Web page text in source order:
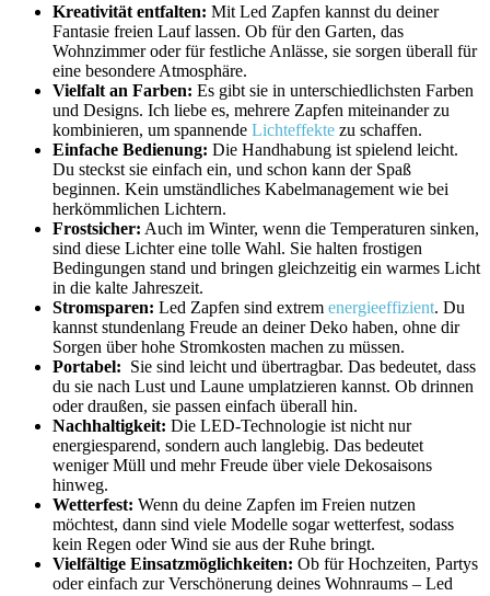
Kreativität ⁣entfalten: Mit Led Zapfen kannst du deiner
‍Fantasie freien Lauf lassen. Ob ​für den⁣ Garten,​ das
Wohnzimmer⁢ oder für festliche Anlässe, sie ⁣sorgen‍ überall‌ für
eine besondere Atmosphäre.
Vielfalt an ⁢Farben: Es gibt ​sie in‌ unterschiedlichsten Farben
und Designs. Ich liebe es, ​mehrere ‍Zapfen miteinander‍ zu⁤
kombinieren, um spannende ⁤ Lichteffekte zu ​schaffen.
Einfache Bedienung: Die Handhabung ist​ spielend leicht.​
Du steckst sie einfach ein, ⁤und schon kann der‌ Spaß ​
beginnen. ​Kein⁤ umständliches‌ Kabelmanagement wie bei
herkömmlichen Lichtern.
Frostsicher: Auch im Winter,⁢ wenn die Temperaturen sinken,‌
sind‌ diese Lichter eine tolle Wahl. ​Sie halten frostigen⁤
Bedingungen stand und ‌bringen gleichzeitig ein warmes Licht
in⁣ die kalte Jahreszeit.
Stromsparen: Led Zapfen ⁤sind extrem energieeffizient. Du⁤
kannst stundenlang Freude an deiner Deko haben, ohne ⁤dir
Sorgen über hohe ‌Stromkosten machen ⁢zu müssen.
Portabel: ⁤ Sie sind leicht und ‍übertragbar. Das bedeutet, dass
du sie ⁢nach Lust⁤ und Laune umplatzieren kannst. Ob drinnen
oder draußen, sie passen ​einfach überall hin.
Nachhaltigkeit: Die LED-Technologie ‌ist nicht​ nur
⁢energiesparend, sondern auch langlebig.⁤ Das bedeutet
weniger Müll ⁣und mehr‌ Freude ‍über viele Dekosaisons
hinweg.
Wetterfest: Wenn du deine Zapfen im Freien nutzen
möchtest, dann sind viele Modelle sogar wetterfest, ‌sodass‌
kein Regen oder Wind sie aus der Ruhe bringt.
Vielfältige Einsatzmöglichkeiten: Ob für​ Hochzeiten, Partys
oder⁣ einfach zur Verschönerung deines Wohnraums – Led